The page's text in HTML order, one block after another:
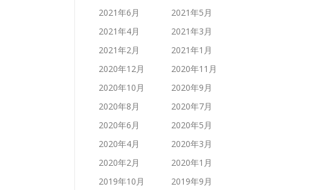
2021年6月
2021年5月
2021年4月
2021年3月
2021年2月
2021年1月
2020年12月
2020年11月
2020年10月
2020年9月
2020年8月
2020年7月
2020年6月
2020年5月
2020年4月
2020年3月
2020年2月
2020年1月
2019年10月
2019年9月